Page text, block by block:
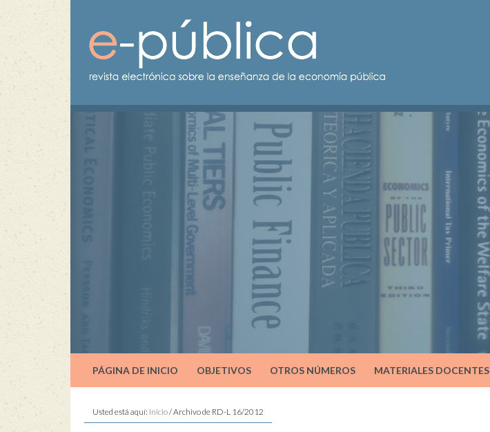
PÁGINA DE INICIO OBJETIVOS OTROS NÚMEROS MATERIALES DOCENTES
Usted está aquí: Inicio/Archivo de RD-L 16/2012